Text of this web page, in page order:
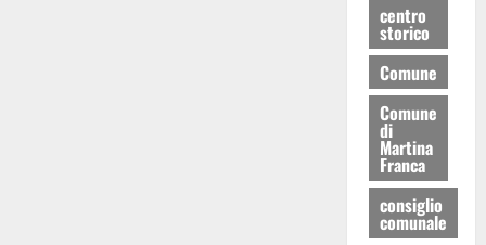
centro
storico
Comune
Comune
di
Martina
Franca
consiglio
comunale